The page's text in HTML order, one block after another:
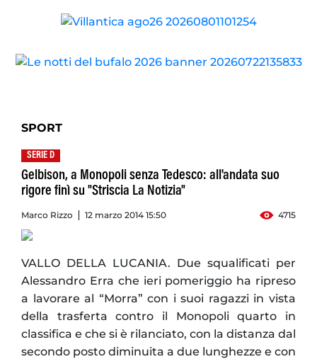
SPORT
SERIE D
Gelbison, a Monopoli senza Tedesco: all'andata suo
rigore finì su "Striscia La Notizia"
Marco Rizzo 12 marzo 2014 15:50 4715
VALLO DELLA LUCANIA. Due squalificati per
Alessandro Erra che ieri pomeriggio ha ripreso
a lavorare al “Morra” con i suoi ragazzi in vista
della trasferta contro il Monopoli quarto in
classifica e che si è rilanciato, con la distanza dal
secondo posto diminuita a due lunghezze e con